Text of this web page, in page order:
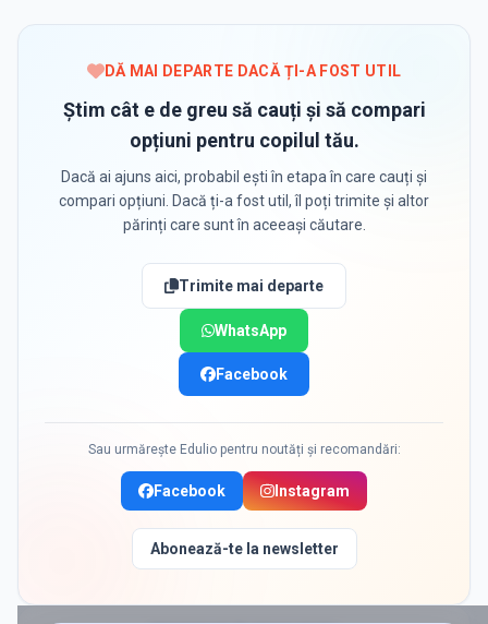
DĂ MAI DEPARTE DACĂ ȚI-A FOST UTIL
Știm cât e de greu să cauți și să compari
opțiuni pentru copilul tău.
Dacă ai ajuns aici, probabil ești în etapa în care cauți și
compari opțiuni. Dacă ți-a fost util, îl poți trimite și altor
părinți care sunt în aceeași căutare.
Trimite mai departe
WhatsApp
Facebook
Sau urmărește Edulio pentru noutăți și recomandări:
Facebook Instagram
Abonează-te la newsletter